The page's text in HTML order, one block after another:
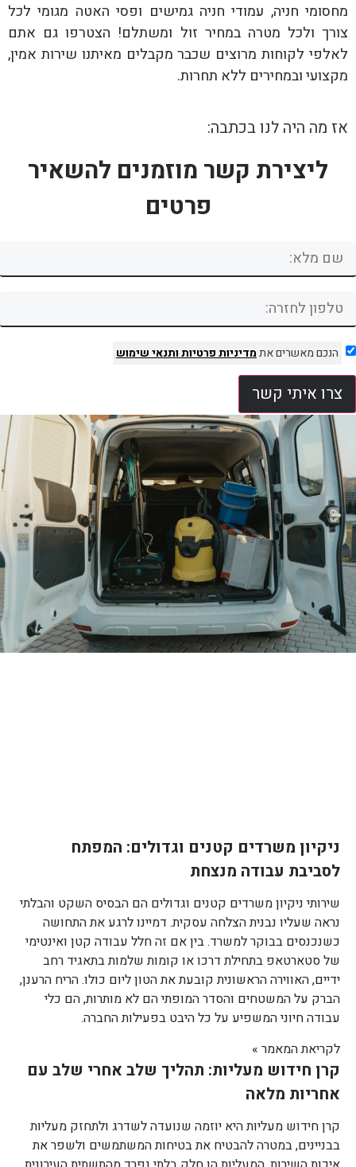
מחסומי חניה, עמודי חניה גמישים ופסי האטה מגומי לכל
צורך ולכל מטרה במחיר זול ומשתלם! הצטרפו גם אתם
לאלפי לקוחות מרוצים שכבר מקבלים מאיתנו שירות אמין,
מקצועי ובמחירים ללא תחרות.
אז מה היה לנו בכתבה:
ליצירת קשר מוזמנים להשאיר
פרטים
הנכם מאשרים אתמדיניות פרטיותותנאי שימוש
צרו איתי קשר
ניקיון משרדים קטנים וגדולים: המפתח
לסביבת עבודה מנצחת
שירותי ניקיון משרדים קטנים וגדולים הם הבסיס השקט והבלתי
נראה שעליו נבנית הצלחה עסקית. דמיינו לרגע את התחושה
כשנכנסים בבוקר למשרד. בין אם זה חלל עבודה קטן ואינטימי
של סטארטאפ בתחילת דרכו או קומות שלמות בתאגיד רחב
ידיים, האווירה הראשונית קובעת את הטון ליום כולו. הריח הרענן,
הברק על המשטחים והסדר המופתי הם לא מותרות, הם כלי
עבודה חיוני המשפיע על כל היבט בפעילות החברה.
לקריאת המאמר »
קרן חידוש מעליות: תהליך שלב אחרי שלב עם
אחריות מלאה
קרן חידוש מעליות היא יוזמה שנועדה לשדרג ולתחזק מעליות
בבניינים, במטרה להבטיח את בטיחות המשתמשים ולשפר את